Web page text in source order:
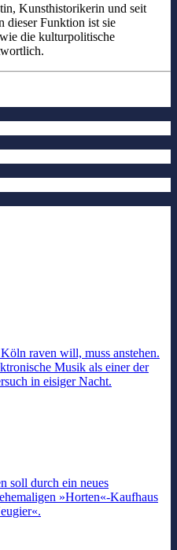
Kunsthistorikerin und seit
dieser Funktion ist sie
die kulturpolitische
raven will, muss anstehen.
Musik als einer der
in eisiger Nacht.
soll durch ein neues
»Horten«-Kaufhaus